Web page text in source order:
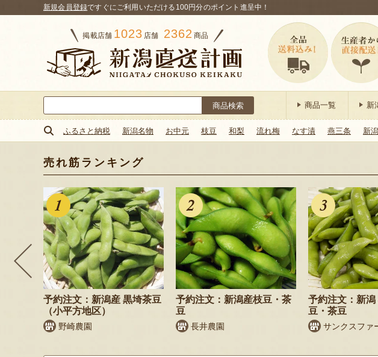
新規会員登録ですぐにご利用いただける100円分のポイント進呈中！
掲載店舗 1023 店舗 2362 商品
索:
商品一覧 新
ふるさと納税 新潟名物 お中元 枝豆 和梨 流れ梅 なす漬 燕三条 新
売れ筋ランキング
予約注文：新潟産 黒埼茶豆
（小平方地区）
野崎農園
予約注文：新潟産枝豆・茶
豆
長井農園
予約注文：新潟
豆・茶豆
サンクスファ